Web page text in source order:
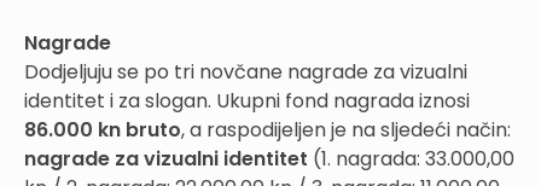
Nagrade
Dodjeljuju se po tri novčane nagrade za vizualni
identitet i za slogan. Ukupni fond nagrada iznosi
86.000 kn bruto, a raspodijeljen je na sljedeći način:
nagrade za vizualni identitet (1. nagrada: 33.000,00